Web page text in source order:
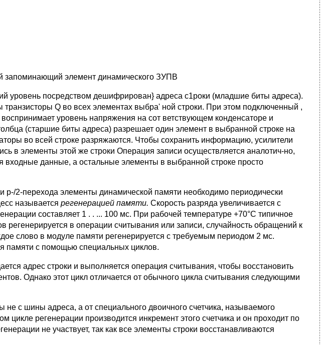
запоминающий эле­мент динамического ЗУПВ
уровень посредством дешифрирован} адреса с1роки (младшие биты адреса).
Q во всех элементах выбра' ной строки. При этом подключенный ,
уровень напряжения на сот ветствующем конденсаторе и
(старшие биты адреса) разрешает один элемент в выбранной строке на
во всей строке раз­ряжаются. Чтобы сохранить информацию, усилители
в элементы этой же строки Операция записи осуществляется аналотич-но,
данные, а остальные элементы в выбранной строке просто
р-/2-перехода элементы динами­ческой памяти необходимо периодически
называется регенерацией памяти. Скорость разряда увеличива­ется с
составляет 1 . . ... 100 мс. При рабочей температуре +70°С типичное
регенерируется в операции считывания или записи, случай­ность обращений к
слово в моду­ле памяти регенерируется с требуемым периодом 2 мс.
памяти с помощью специальных циклов.
адрес строки и выполняется операция считывания, чтобы восстановить
Однако этот цикл отличается от обычного цикла считывания сле­дующими
не с шины адреса, а от специаль­ного двоичного счетчика, называемого
цикле регенерации производится инкремент этого счетчика и он прохо­дит по
не участвует, так как все элементы строки восстанавливаются